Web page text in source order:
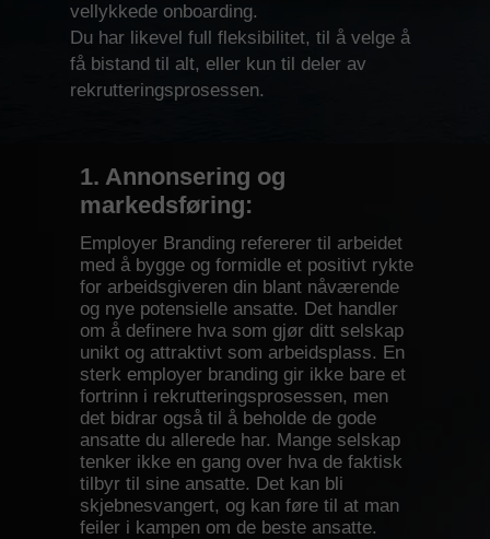
vellykkede onboarding.
Du har likevel full fleksibilitet, til å velge å
få bistand til alt, eller kun til deler av
rekrutteringsprosessen.
Employer Branding refererer til arbeidet
med å bygge og formidle et positivt rykte
for arbeidsgiveren din blant nåværende
og nye potensielle ansatte. Det handler
om å definere hva som gjør ditt selskap
unikt og attraktivt som arbeidsplass. En
sterk employer branding gir ikke bare et
fortrinn i rekrutteringsprosessen, men
det bidrar også til å beholde de gode
ansatte du allerede har. Mange selskap
tenker ikke en gang over hva de faktisk
tilbyr til sine ansatte. Det kan bli
skjebnesvangert, og kan føre til at man
feiler i kampen om de beste ansatte.
1. Annonsering og
markedsføring: